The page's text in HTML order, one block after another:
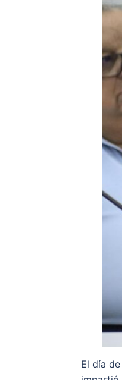
El día